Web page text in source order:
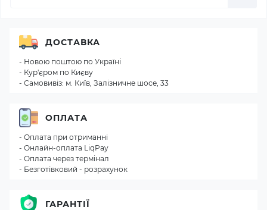
ДОСТАВКА
- Новою поштою по Україні
- Кур'єром по Києву
- Самовивіз: м. Київ, Залізничне шосе, 33
ОПЛАТА
- Оплата при отриманні
- Онлайн-оплата LiqPay
- Оплата через термінал
- Безготівковий - розрахунок
ГАРАНТІЇ